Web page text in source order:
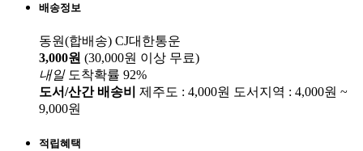
배송정보
동원(합배송) CJ대한통운
3,000원 (30,000원 이상 무료)
내일도착확률 92%
도서/산간 배송비 제주도 : 4,000원 도서지역 : 4,000원 ~
9,000원
적립혜택